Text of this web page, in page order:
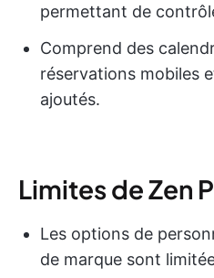
permettant de
Comprend des
réservations mobiles
ajoutés.
Limites de Zen
Les options de
de marque sont